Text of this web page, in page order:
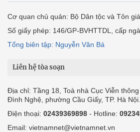
Cơ quan chủ quản: Bộ Dân tộc và Tôn
Số giấy phép: 146/GP-BVHTTDL, cấp
Tổng biên tập: Nguyễn Văn Bá
Liên hệ tòa soạn
Địa chỉ: Tầng 18, Toà nhà Cục Viễn
Đình Nghệ, phường Cầu Giấy, TP. Hà Nội.
Điện thoại: 02439369898 - Hotline:
Email: vietnamnet@vietnamnet.vn